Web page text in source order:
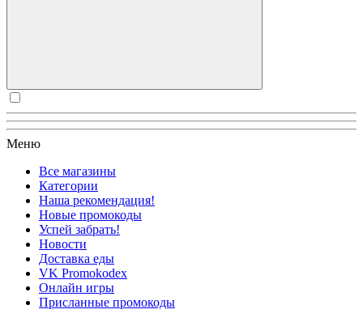
Меню
Все магазины
Категории
Наша рекомендация!
Новые промокоды
Успей забрать!
Новости
Доставка еды
VK Promokodex
Онлайн игры
Присланные промокоды